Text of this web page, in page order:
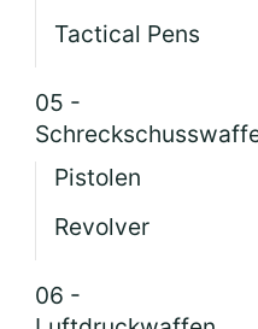
Tactical Pens
05 -
Pistolen
Revolver
06 -